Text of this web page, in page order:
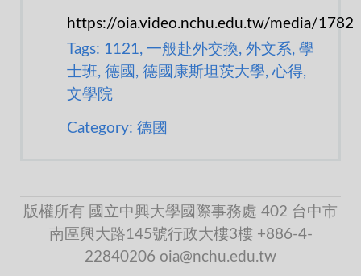
https://oia.video.nchu.edu.tw/media/1782
Tags: 1121, 一般赴外交換, 外文系, 學
士班, 德國, 德國康斯坦茨大學, 心得,
文學院
Category: 德國
版權所有 國立中興大學國際事務處 402 台中市
南區興大路145號行政大樓3樓 +886-4-
22840206 oia@nchu.edu.tw